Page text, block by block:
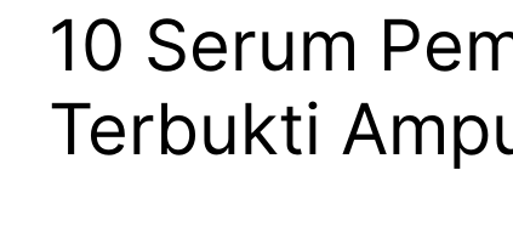
10 Serum
Terbukti